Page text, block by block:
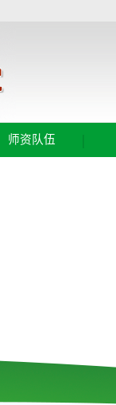
师资队伍